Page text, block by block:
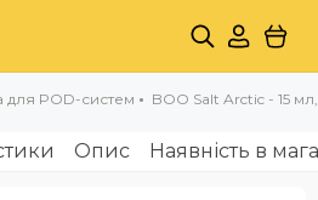
для POD-систем BOO Salt Arctic - 15
Опис Наявність в